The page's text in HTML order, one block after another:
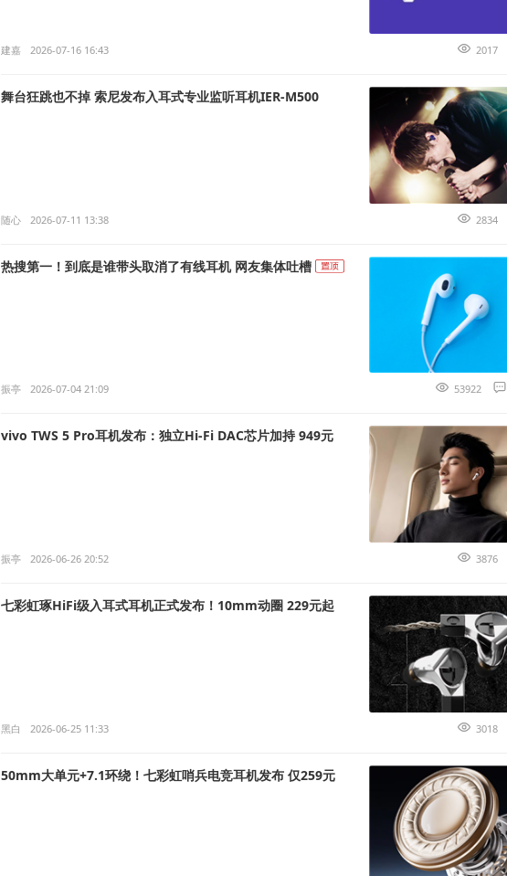
建嘉 2026-07-16 16:43 2017
舞台狂跳也不掉 索尼发布入耳式专业监听耳机IER-M500
随心 2026-07-11 13:38 2834
热搜第一！到底是谁带头取消了有线耳机 网友集体吐槽
振亭 2026-07-04 21:09 53922
vivo TWS 5 Pro耳机发布：独立Hi-Fi DAC芯片加持 949元
振亭 2026-06-26 20:52 3876
七彩虹琢HiFi级入耳式耳机正式发布！10mm动圈 229元起
黑白 2026-06-25 11:33 3018
50mm大单元+7.1环绕！七彩虹哨兵电竞耳机发布 仅259元